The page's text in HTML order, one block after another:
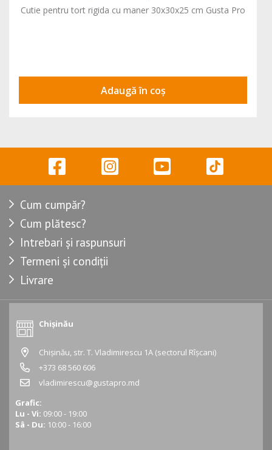
Cutie pentru tort rigida cu maner 30x30x25 cm Gusta Pro
Adaugă în coș
Cum cumpăr?
Cum plătesc?
Intrebari și raspunsuri
Termeni și condiții
Livrare
Chișinău
Chișinău, str. T. Vladimirescu 1A (sectorul Rîșcani)
+373 68 560 606
vladimirescu@gustapro.md
Grafic:
Lu - Vi: 09:00 - 19:00
Sâ - Du: 10:00 - 16:00